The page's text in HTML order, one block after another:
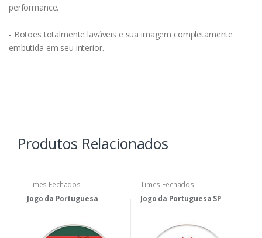
performance.
- Botões totalmente laváveis e sua imagem completamente
embutida em seu interior.
Produtos Relacionados
Times Fechados
Jogo da Portuguesa
Times Fechados
Jogo da Portuguesa SP